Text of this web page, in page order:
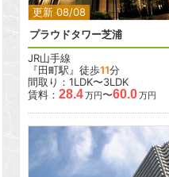
更新 08/08
プラウドタワー芝浦
JR山手線
『田町駅』徒歩11分
間取り：1LDK〜3LDK
賃料： 28.4万円〜60.0万円